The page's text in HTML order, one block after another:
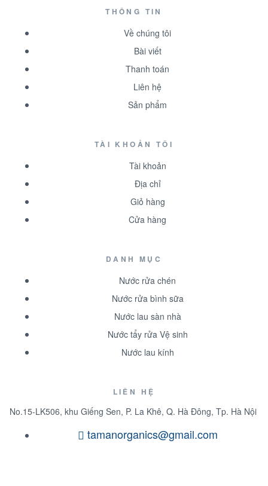
THÔNG TIN
Về chúng tôi
Bài viết
Thanh toán
Liên hệ
Sản phẩm
TÀI KHOẢN TÔI
Tài khoản
Địa chỉ
Giỏ hàng
Cửa hàng
DANH MỤC
Nước rửa chén
Nước rửa bình sữa
Nước lau sàn nhà
Nước tẩy rửa Vệ sinh
Nước lau kính
LIÊN HỆ
No.15-LK506, khu Giếng Sen, P. La Khê, Q. Hà Đông, Tp. Hà Nội
tamanorganics@gmail.com